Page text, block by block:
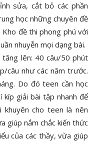
sửa, cắt bỏ các phần
học những chuyên đề
đề thi phong phú với
nhuyễn mọi dạng bài.
lên: 40 câu/50 phút
câu như các năm trước.
Do đó teen cần học
kíp giải bài tập nhanh để
cho teen là nên
giúp nắm chắc kiến thức
của các thầy, vừa giúp